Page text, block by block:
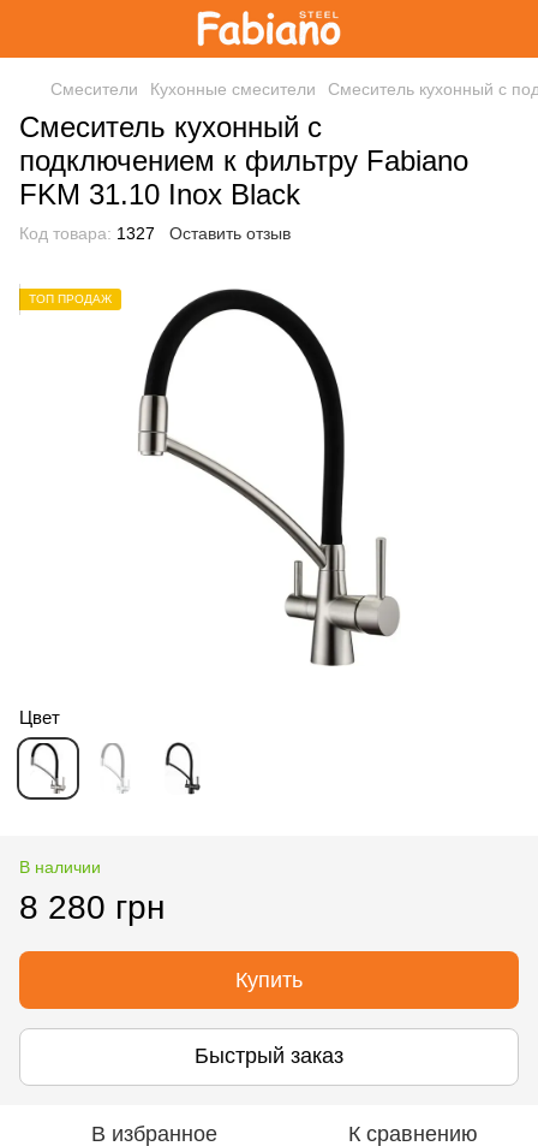
Смесители Кухонные смесители Смеситель кухонный с
Смеситель кухонный с
подключением к фильтру Fabiano
FKM 31.10 Inox Black
Код товара: 1327 Оставить отзыв
ТОП ПРОДАЖ
Цвет
В наличии
8 280 грн
Купить
Быстрый заказ
В избранное К сравнению